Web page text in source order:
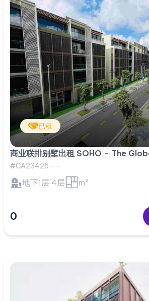
已租
商业联排别墅出租 SOHO – The
#CA23425 - -
地下1层 4层 m²
0